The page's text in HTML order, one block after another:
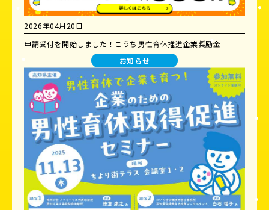
2026年04月20日
申請受付を開始しました！こうち男性育休推進企業奨励金
お知らせ